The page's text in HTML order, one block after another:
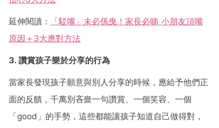
延伸閱讀：
「駁嘴」未必係曳！家長必睇 小朋友頂嘴
原因＋3大應對方法
3. 讚賞孩子樂於分享的行為
當家長發現孩子願意與別人分享的時候，應給予他們正
面的反饋，千萬別吝嗇一句讚賞、一個笑容、一個
「good」的手勢，這些都能讓孩子知道自己做得對，